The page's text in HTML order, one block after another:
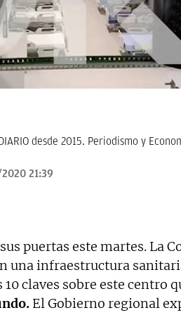
desde 2015. Periodismo y
21:39
puertas este martes. La
una infraestructura
claves sobre este centro
El Gobierno regional